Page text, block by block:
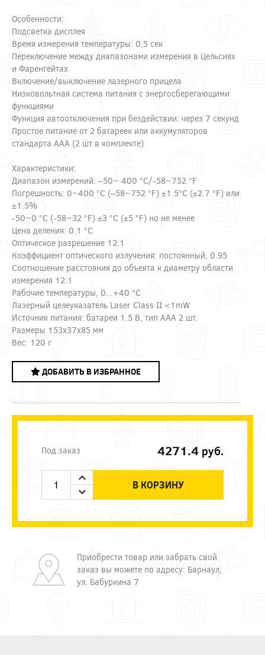
Особенности:
Подсветка дисплея
Время измерения температуры: 0,5 сек
Переключение между диапазонами измерения в Цельсиях
и Фаренгейтах
Включение/выключение лазерного прицела
Низковольтная система питания с энергосберегающими
функциями
Функция автоотключения при бездействии: через 7 секунд
Простое питание от 2 батареек или аккумуляторов
стандарта ААА (2 шт в комплекте)
Характеристики:
Диапазон измерений: –50~ 400 °С/-58~752 °F
Погрешность: 0~400 °С (–58~752 °F) ±1.5°С (±2.7 °F) или
±1.5%
-50~0 °С (-58~32 °F) ±3 °С (±5 °F) но не менее
Цена деления: 0.1 °C
Оптическое разрешение 12:1
Коэффициент оптического излучения: постоянный, 0.95
Соотношение расстояния до объекта к диаметру области
измерения 12:1
Рабочие температуры, 0...+40 °С
Лазерный целеуказатель Laser Class II <1mW
Источник питания: батареи 1.5 В, тип ААА 2 шт.
Размеры 153x37x85 мм
Вес: 120 г
ДОБАВИТЬ В ИЗБРАННОЕ
Под заказ 4271.4 руб.
В КОРЗИНУ
Приобрести товар или забрать свой
заказ вы можете по адресу: Барнаул,
ул. Бабуркина 7